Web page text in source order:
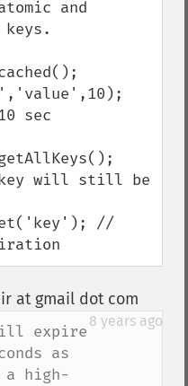
and
keys.
sec
key will still be
//
at gmail dot com
8 years ago
expire
as
a high-